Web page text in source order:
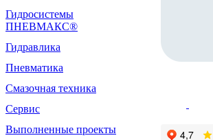
Гидросистемы
ПНЕВМАКС®
Гидравлика
Пневматика
Смазочная техника
Сервис
Выполненные проекты